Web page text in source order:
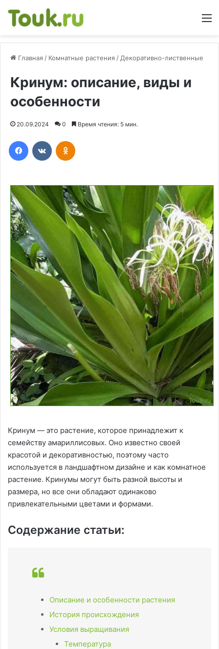
Главная / Комнатные растения / Декоративно-лиственные
Кринум: описание, виды и
особенности
20.09.2024 0 Время чтения: 5 мин.
Кринум — это растение, которое принадлежит к
семейству амариллисовых. Оно известно своей
красотой и декоративностью, поэтому часто
используется в ландшафтном дизайне и как комнатное
растение. Кринумы могут быть разной высоты и
размера, но все они обладают одинаково
привлекательными цветами и формами.
Содержание статьи:
Описание и особенности растения
История происхождения
Условия выращивания
Температура